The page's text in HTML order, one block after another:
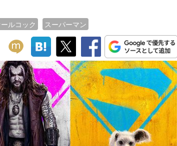
ルコック スーパーマン